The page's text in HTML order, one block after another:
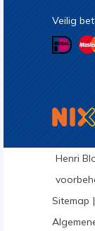
Veilig
Henri
Sitemap